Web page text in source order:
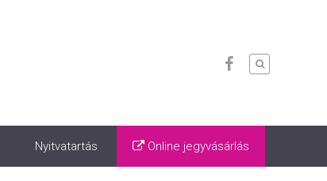
Nyitvatartás Online jegyvásárlás